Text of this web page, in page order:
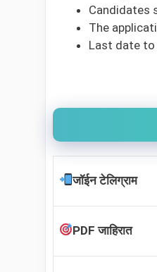
Candidates
The
Last date to
जॉईन टेलिग्राम
PDF जाहिरात